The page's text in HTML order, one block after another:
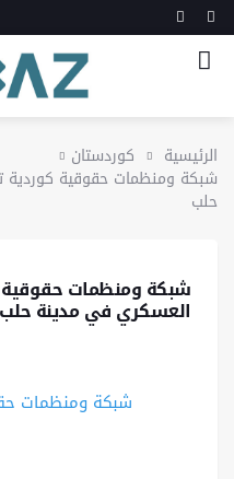
الرئيسية كوردستان
شبكة ومنظمات حقوقية كوردية
حلب
شبكة ومنظمات حقوقية
العسكري في مدينة حلب